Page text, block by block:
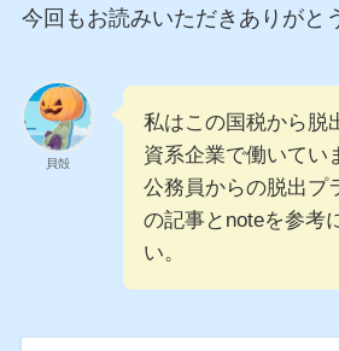
今回もお読みいただきありがと
貝殻
私はこの国税から脱
資系企業で働いてい
公務員からの脱出プ
の記事とnoteを参考
い。